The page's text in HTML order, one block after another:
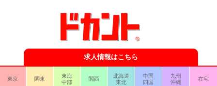
求人情報はこちら
東京 関東
東海
中部
関西
北海道
東北
中国
四国
九州
沖縄
在宅